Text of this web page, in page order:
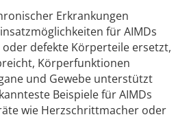
Erkrankungen
für AIMDs
defekte Körperteile ersetzt,
Körperfunktionen
und Gewebe unterstützt
Beispiele für AIMDs
wie Herzschrittmacher oder